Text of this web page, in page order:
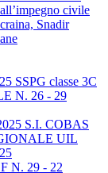
civile
Snadir
SSPG classe 3C
N. 26 - 29
S.I. COBAS
UIL
N. 29 - 22